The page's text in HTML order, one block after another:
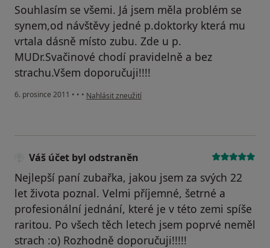
Souhlasím se všemi. Já jsem měla problém se
synem,od návštěvy jedné p.doktorky která mu
vrtala dásně místo zubu. Zde u p.
MUDr.Svačinové chodí pravidelně a bez
strachu.Všem doporučuji!!!!
6. prosince 2011 • • • podle názoru uživatele Pacient
Nahlásit zneužití
Váš účet byl odstraněn
Nejlepší paní zubařka, jakou jsem za svých 22
let života poznal. Velmi příjemné, šetrné a
profesionální jednání, které je v této zemi spíše
raritou. Po všech těch letech jsem poprvé neměl
strach :o) Rozhodně doporučuji!!!!!